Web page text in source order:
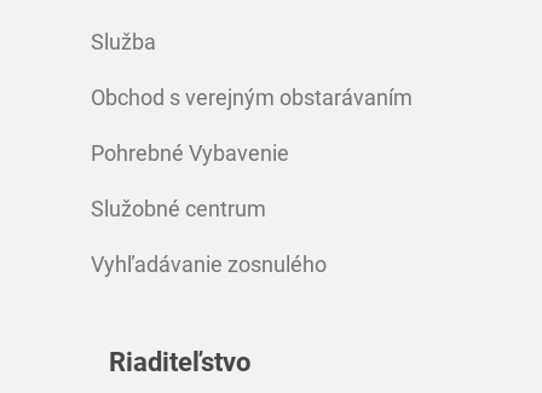
Služba
Obchod s verejným obstarávaním
Pohrebné Vybavenie
Služobné centrum
Vyhľadávanie zosnulého
Riaditeľstvo